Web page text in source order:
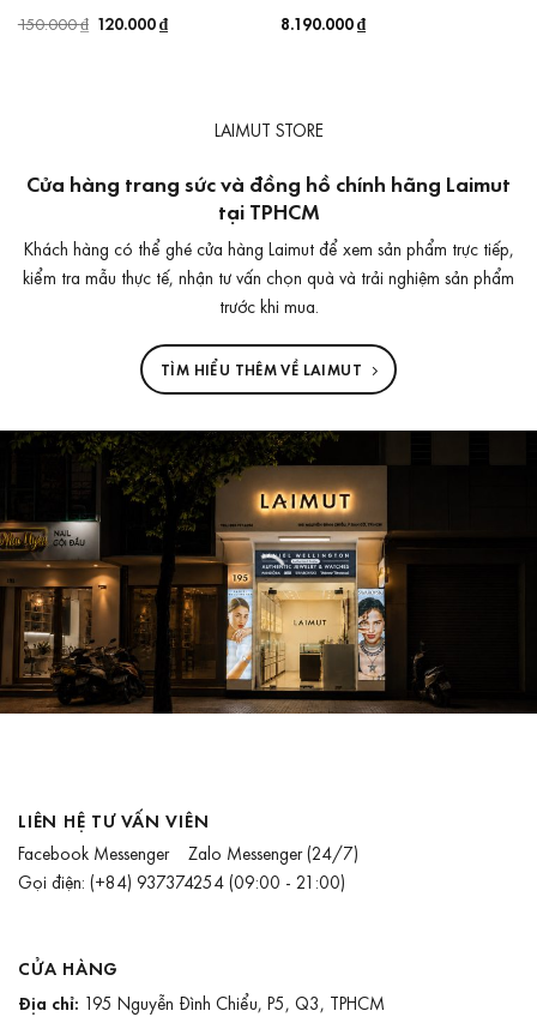
150.000₫ Giá
120.000₫ 8.190.000₫
LAIMUT STORE
Cửa hàng trang sức và đồng hồ chính hãng Laimut
tại TPHCM
Khách hàng có thể ghé cửa hàng Laimut để xem sản phẩm trực tiếp,
kiểm tra mẫu thực tế, nhận tư vấn chọn quà và trải nghiệm sản phẩm
trước khi mua.
TÌM HIỂU THÊM VỀ LAIMUT
LIÊN HỆ TƯ VẤN VIÊN
Facebook Messenger Zalo Messenger(24/7)
Gọi điện: (+84) 937374254(09:00 - 21:00)
CỬA HÀNG
Địa chỉ: 195 Nguyễn Đình Chiểu, P5, Q3, TPHCM